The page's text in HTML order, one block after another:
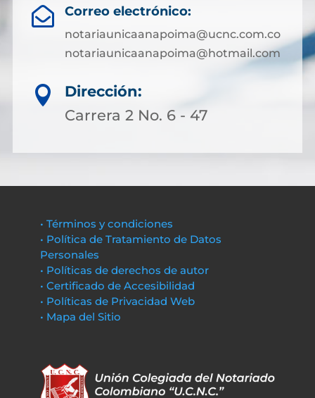
 Correo electrónico:
notariaunicaanapoima@ucnc.com.co
notariaunicaanapoima@hotmail.com

Dirección:
Carrera 2 No. 6 - 47
• Términos y condiciones
• Política de Tratamiento de Datos
Personales
• Políticas de derechos de autor
• Certificado de Accesibilidad
• Políticas de Privacidad Web
• Mapa del Sitio